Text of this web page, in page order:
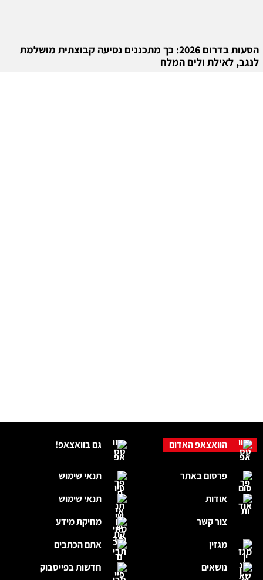
הסעות בדרום 2026: כך מתכננים נסיעה קבוצתית מושלמת
לנגב, לאילת ולים המלח
גם בוואצאפ!
תנאי שימוש
תנאי שימוש
מחיקת מידע
אתם הכתבים
חדשות בפייסבוק
הוואצאפ האדום
פרסום באתר
אודות
צור קשר
מגזין
נושאים